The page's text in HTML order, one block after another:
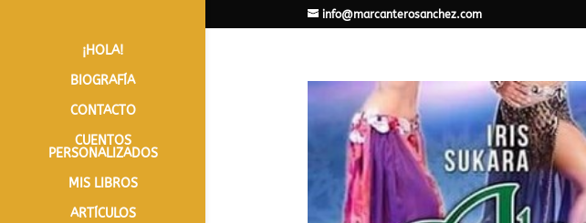
info@marcanterosanchez.com
¡HOLA!
BIOGRAFÍA
CONTACTO
CUENTOS
PERSONALIZADOS
MIS LIBROS
ARTÍCULOS